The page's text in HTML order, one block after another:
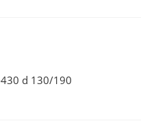
d 130/190